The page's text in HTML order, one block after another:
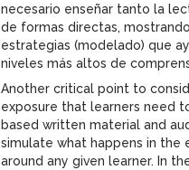
necesario enseñar tanto la
de formas directas,
estrategias (modelado) que
niveles más altos de
Another critical point to
exposure that learners need
based written material and
simulate what happens in the
around any given learner. In